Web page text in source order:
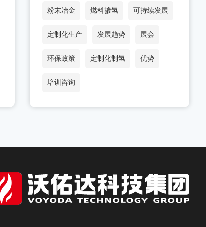
粉末冶金 燃料掺氢 可持续发展
定制化生产 发展趋势 展会
环保政策 定制化制氢 优势
培训咨询